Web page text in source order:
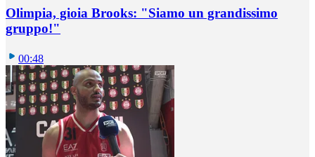
Olimpia, gioia Brooks: "Siamo un grandissimo
gruppo!"
00:48